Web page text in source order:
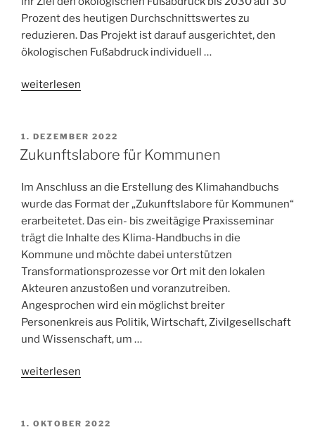
Prozent des heutigen Durchschnittswertes zu
reduzieren. Das Projekt ist darauf ausgerichtet, den
ökologischen Fußabdruck individuell …
„bis30auf30:
dem
Weg“
weiterlesen
1. DEZEMBER 2022
Zukunftslabore für Kommunen
Im Anschluss an die Erstellung des Klimahandbuchs
wurde das Format der „Zukunftslabore für Kommunen“
erarbeitetet. Das ein- bis zweitägige Praxisseminar
trägt die Inhalte des Klima-Handbuchs in die
Kommune und möchte dabei unterstützen
Transformationsprozesse vor Ort mit den lokalen
Akteuren anzustoßen und voranzutreiben.
Angesprochen wird ein möglichst breiter
Personenkreis aus Politik, Wirtschaft, Zivilgesellschaft
und Wissenschaft, um …
„Zukunftslabore
weiterlesen
1. OKTOBER 2022